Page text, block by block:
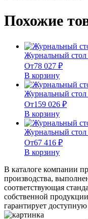
Похожие
Журнальный стол
От78 027 ₽
В корзину
Журнальный стол
От159 026 ₽
В корзину
Журнальный стол
От67 416 ₽
В корзину
В каталоге компании
производства,
соответствующая
собственной
гарантирует